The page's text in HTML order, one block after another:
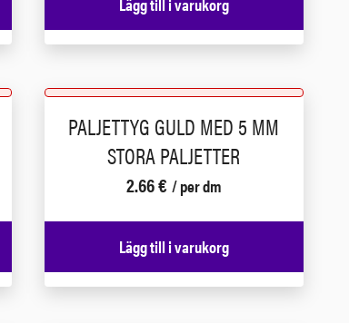
PALJETTYG GULD MED 5 MM
STORA PALJETTER
2.66€ / per dm
Lägg till i varukorg